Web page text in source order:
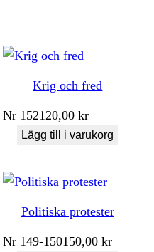
Krig och fred
Nr 152120,00kr
Lägg till i varukorg
Politiska protester
Nr 149-150150,00kr